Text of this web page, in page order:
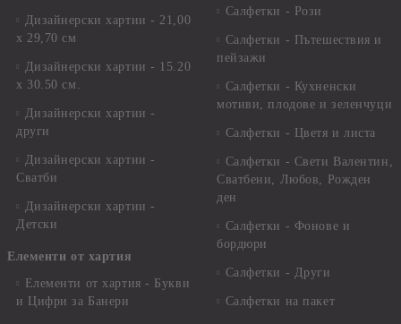
Дизайнерски хартии - 21,00
х 29,70 см
Дизайнерски хартии - 15.20
x 30.50 см.
Дизайнерски хартии -
други
Дизайнерски хартии -
Сватби
Дизайнерски хартии -
Детски
Елементи от хартия
Елементи от хартия - Букви
и Цифри за Банери
Салфетки - Рози
Салфетки - Пътешествия и
пейзажи
Салфетки - Кухненски
мотиви, плодове и зеленчуци
Салфетки - Цветя и листа
Салфетки - Свети Валентин,
Сватбени, Любов, Рожден
ден
Салфетки - Фонове и
бордюри
Салфетки - Други
Салфетки на пакет